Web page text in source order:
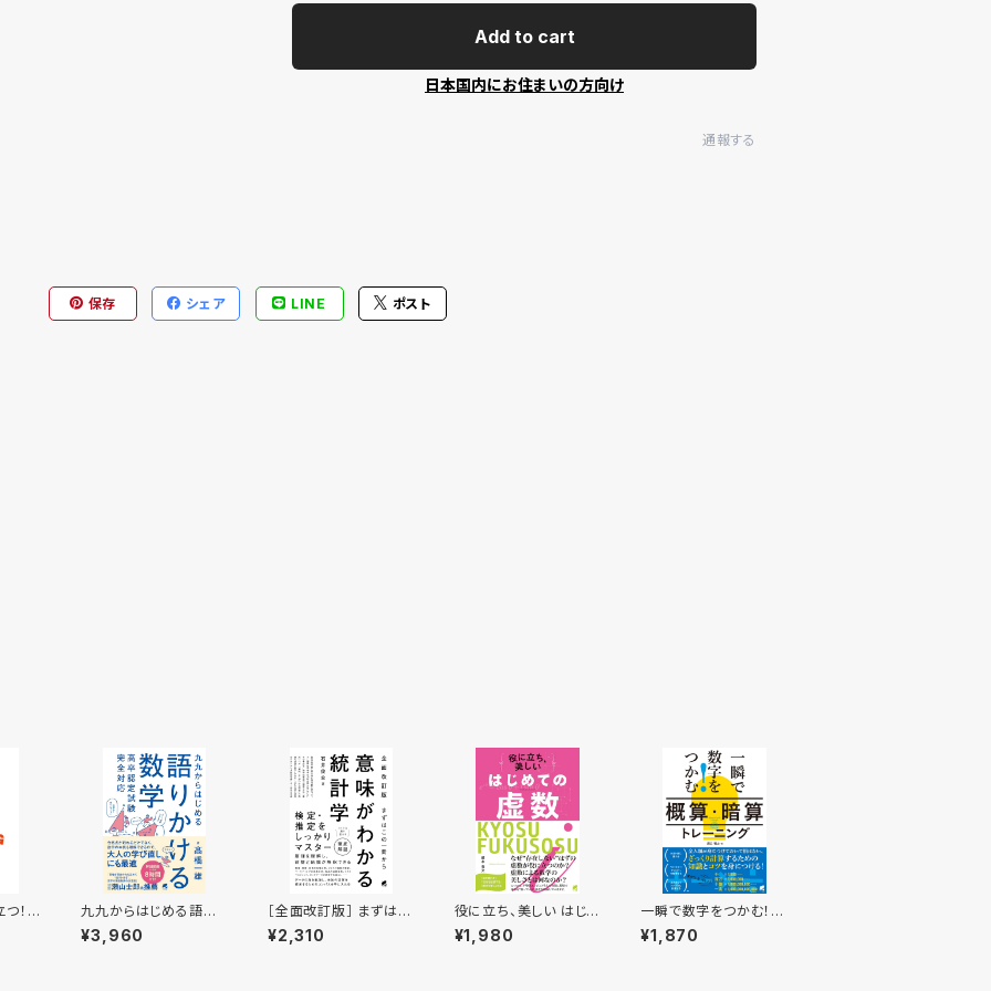
Add to cart
日本国内にお住まいの方向け
通報する
保存 シェア LINE ポスト
！
九九からはじめる語り
かける数学 高卒認定
試験完全対応
¥3,960
［全面改訂版］ まずはこ
の一冊から 意味がわか
る統計学
¥2,310
役に立ち、美しい はじめ
ての虚数
¥1,980
一瞬で数字をつかむ！
「概算・暗算」トレーニン
グ
¥1,870